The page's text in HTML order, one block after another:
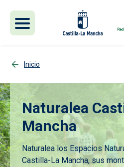
Inicio
Naturalea
Mancha
Naturalea los Espacios
Castilla-La Mancha, sus